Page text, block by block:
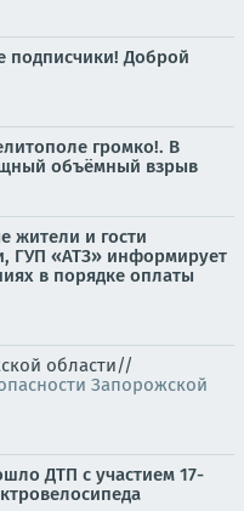
подписчики! Доброй
громко!. В
объёмный взрыв
жители и гости
ГУП «АТЗ» информирует
в порядке оплаты
области//
Запорожской
ДТП с участием 17-